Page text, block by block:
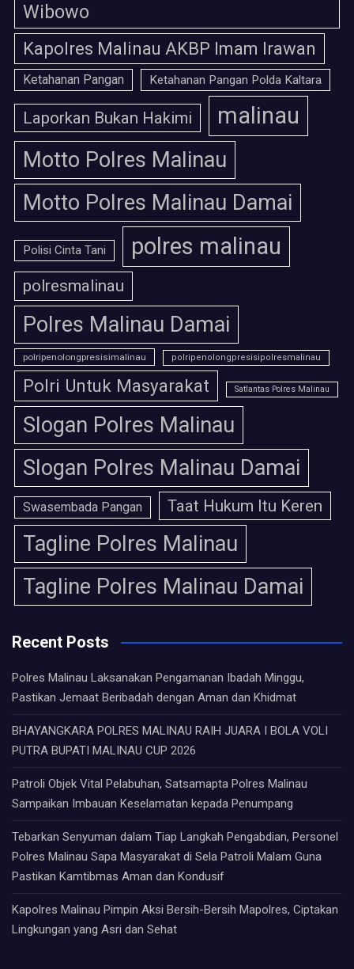
Wibowo
Kapolres Malinau AKBP Imam Irawan
Ketahanan Pangan Ketahanan Pangan Polda Kaltara
Laporkan Bukan Hakimi malinau
Motto Polres Malinau
Motto Polres Malinau Damai
Polisi Cinta Tani polres malinau
polresmalinau
Polres Malinau Damai
polripenolongpresisimalinau polripenolongpresisipolresmalinau
Polri Untuk Masyarakat Satlantas Polres Malinau
Slogan Polres Malinau
Slogan Polres Malinau Damai
Swasembada Pangan Taat Hukum Itu Keren
Tagline Polres Malinau
Tagline Polres Malinau Damai
Recent Posts
Polres Malinau Laksanakan Pengamanan Ibadah Minggu,
Pastikan Jemaat Beribadah dengan Aman dan Khidmat
BHAYANGKARA POLRES MALINAU RAIH JUARA I BOLA VOLI
PUTRA BUPATI MALINAU CUP 2026
Patroli Objek Vital Pelabuhan, Satsamapta Polres Malinau
Sampaikan Imbauan Keselamatan kepada Penumpang
Tebarkan Senyuman dalam Tiap Langkah Pengabdian, Personel
Polres Malinau Sapa Masyarakat di Sela Patroli Malam Guna
Pastikan Kamtibmas Aman dan Kondusif
Kapolres Malinau Pimpin Aksi Bersih-Bersih Mapolres, Ciptakan
Lingkungan yang Asri dan Sehat